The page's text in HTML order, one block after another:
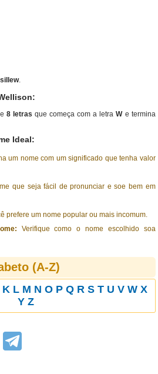
.
8 letras que começa com a letraWe termina
Ideal:
um nome com um significado que tenha valor
que seja fácil de pronunciar e soe bem em
prefere um nome popular ou mais incomum.
Verifique como o nome escolhido soa
(A-Z)
K L M N O P Q R S T U V W X
Y Z